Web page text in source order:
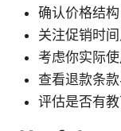
确认价格结
关注促销时
考虑你实际
查看退款条
评估是否有